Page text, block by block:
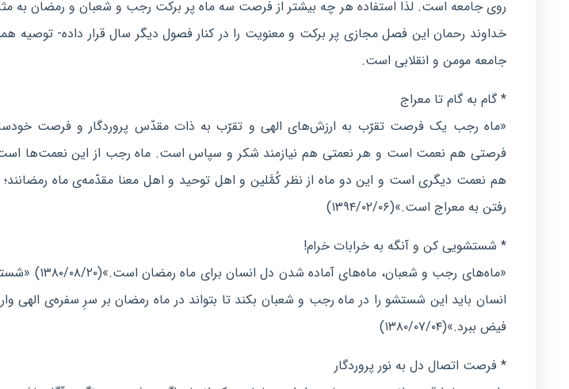
روی جامعه است. لذا استفاده هر چه بیشتر از فرصت سه ماه پر برکت رجب و شعبان و رمضان به
خداوند رحمان این فصل مجازی پر برکت و معنویت را در کنار فصول دیگر سال قرار داده- توصیه
جامعه مومن و انقلابی است.
* گام به گام تا معراج
«ماه رجب یک فرصت تقرّب به ارزش‌های الهی و تقرّب به ذات مقدّس پروردگار و فرصت
فرصتی هم نعمت است و هر نعمتی هم نیازمند شکر و سپاس است. ماه رجب از این نعمت‌ها
هم نعمت دیگری است و این دو ماه از نظر کُمَّلین و اهل توحید و اهل معنا مقدّمه‌ی ماه
رفتن به معراج است.»(۱۳۹۴/۰۲/۰۶)
* شستشویی کن و آنگه به خرابات خرام!
«ماه‌های رجب و
انسان باید این شستشو را در ماه رجب و شعبان بکند تا بتواند در ماه رمضان بر سرِ سفره‌ی الهی
فیض ببرد.»(۱۳۸۰/۰۷/۰۴)
* فرصت اتصال دل به نور پروردگار